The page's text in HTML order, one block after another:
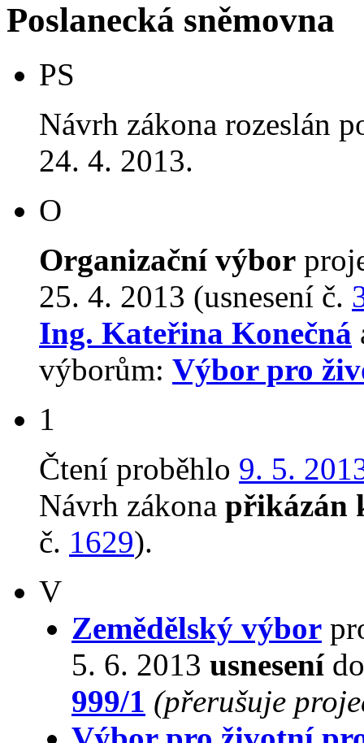
Poslanecká sněmovna
PS
Návrh zákona rozeslán
24. 4. 2013.
O
Organizační výbor
25. 4. 2013 (usnesení č.
Ing. Kateřina Konečná
výborům: Výbor pro
1
Čtení proběhlo 9. 5.
Návrh zákona přikázán
č. 1629).
V
Zemědělský výbor
5. 6. 2013 usnesení
999/1 (přerušuje